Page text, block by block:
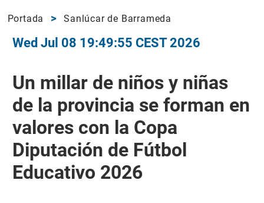
Portada Sanlúcar de Barrameda
Wed Jul 08 19:49:55 CEST 2026
Un millar de niños y niñas
de la provincia se forman en
valores con la Copa
Diputación de Fútbol
Educativo 2026